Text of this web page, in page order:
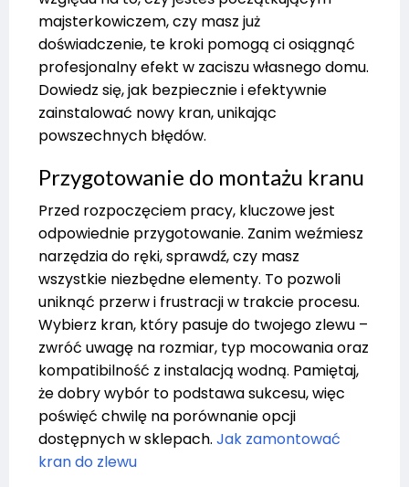
majsterkowiczem, czy masz już
doświadczenie, te kroki pomogą ci osiągnąć
profesjonalny efekt w zaciszu własnego domu.
Dowiedz się, jak bezpiecznie i efektywnie
zainstalować nowy kran, unikając
powszechnych błędów.
Przygotowanie do montażu kranu
Przed rozpoczęciem pracy, kluczowe jest
odpowiednie przygotowanie. Zanim weźmiesz
narzędzia do ręki, sprawdź, czy masz
wszystkie niezbędne elementy. To pozwoli
uniknąć przerw i frustracji w trakcie procesu.
Wybierz kran, który pasuje do twojego zlewu –
zwróć uwagę na rozmiar, typ mocowania oraz
kompatibilność z instalacją wodną. Pamiętaj,
że dobry wybór to podstawa sukcesu, więc
poświęć chwilę na porównanie opcji
dostępnych w sklepach. Jak zamontować
kran do zlewu